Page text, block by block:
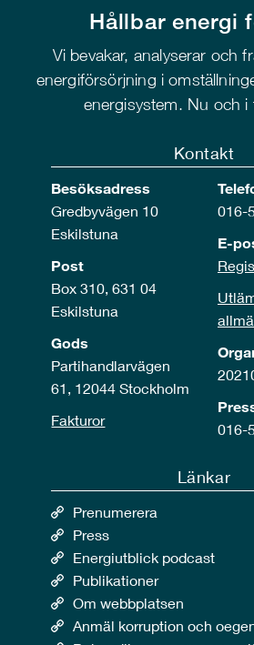
Hållbar energi
Vi bevakar, analyserar och
energiförsörjning i
energisystem. Nu och i
Kontakt
Besöksadress
Gredbyvägen 10
Eskilstuna
Post
Box 310, 631 04
Eskilstuna
Gods
Partihandlarvägen
61, 12044 Stockholm
Fakturor
016-
E-
016-
Länkar
Prenumerera
Press
Energiutblick podcast
Publikationer
Om webbplatsen
Anmäl korruption och